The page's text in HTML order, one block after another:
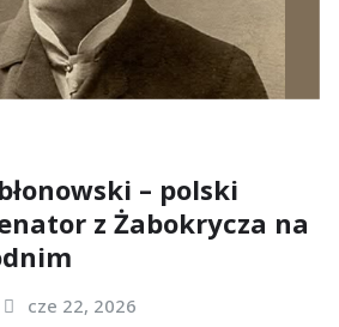
– polski
z Żabokrycza na
cze 22, 2026